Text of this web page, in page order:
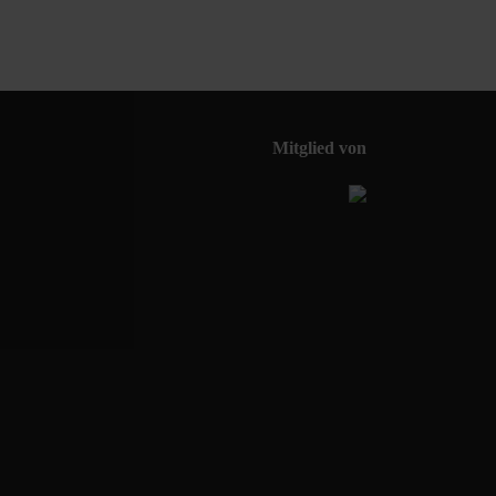
Mitglied von